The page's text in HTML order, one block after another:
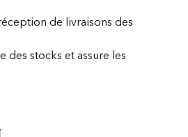
de livraisons des
des stocks et assure les